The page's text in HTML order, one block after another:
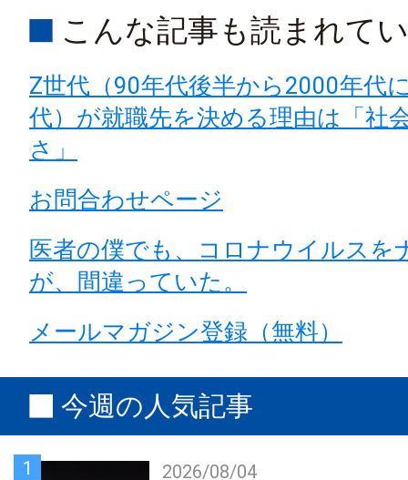
こんな記事も読まれて
Z世代（90年代後半から2000年代
代）が就職先を決める理由は「社
さ」
お問合わせページ
医者の僕でも、コロナウイルスを
が、間違っていた。
メールマガジン登録（無料）
今週の人気記事
1 2026/08/04